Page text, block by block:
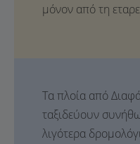
μόνον από τη
Τα πλοία από
ταξιδεύουν
λιγότερα